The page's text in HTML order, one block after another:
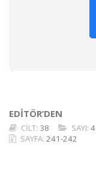
EDİTÖR’DEN
CİLT: 38 SAYI: 4
SAYFA: 241-242